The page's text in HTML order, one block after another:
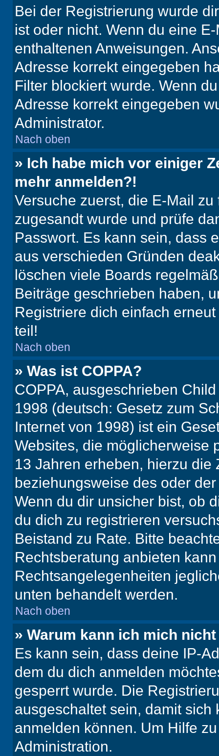
Bei der Registrierung wurde
ist oder nicht. Wenn du eine
enthaltenen Anweisungen.
Adresse korrekt eingegeben
Filter blockiert wurde. Wenn
Adresse korrekt eingegeben
Administrator.
Nach oben
» Ich habe mich vor einiger
mehr anmelden?!
Versuche zuerst, die E-Mail
zugesandt wurde und prüfe
Passwort. Es kann sein, dass
aus verschieden Gründen
löschen viele Boards
Beiträge geschrieben haben,
Registriere dich einfach
teil!
Nach oben
» Was ist COPPA?
COPPA, ausgeschrieben
1998 (deutsch: Gesetz zum
Internet von 1998) ist ein
Websites, die möglicherweise
13 Jahren erheben, hierzu die
beziehungsweise des oder
Wenn du dir unsicher bist, ob
du dich zu registrieren
Beistand zu Rate. Bitte
Rechtsberatung anbieten
Rechtsangelegenheiten
unten behandelt werden.
Nach oben
» Warum kann ich mich
Es kann sein, dass deine IP-
dem du dich anmelden
gesperrt wurde. Die
ausgeschaltet sein, damit
anmelden können. Um Hilfe
Administration.